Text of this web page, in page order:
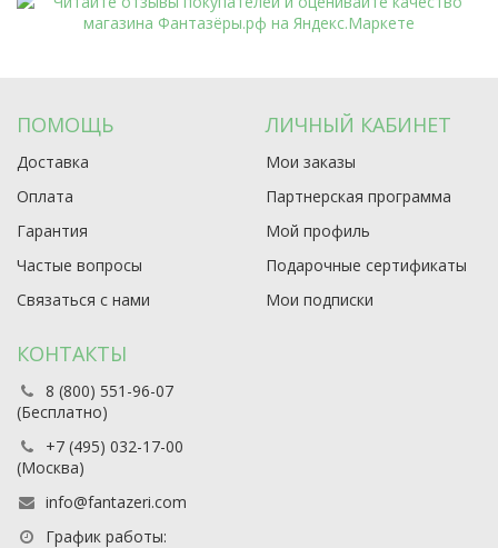
ПОМОЩЬ
Доставка
Оплата
Гарантия
Частые вопросы
Связаться с нами
ЛИЧНЫЙ КАБИНЕТ
Мои заказы
Партнерская программа
Мой профиль
Подарочные сертификаты
Мои подписки
КОНТАКТЫ
8 (800) 551-96-07
(Бесплатно)
+7 (495) 032-17-00
(Москва)
info@fantazeri.com
График работы: